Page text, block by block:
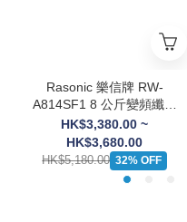
Rasonic 樂信牌 RW-
A814SF1 8 公斤變頻纖薄
前置式洗衣機
HK$3,380.00 ~
HK$3,680.00
HK$5,180.00 32% OFF